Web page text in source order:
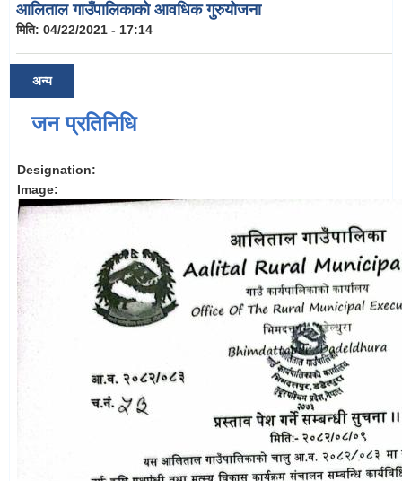
आलिताल गाउँपालिकाको आवधिक गुरुयोजना
मिति: 04/22/2021 - 17:14
अन्य
जन प्रतिनिधि
Designation:
Image: